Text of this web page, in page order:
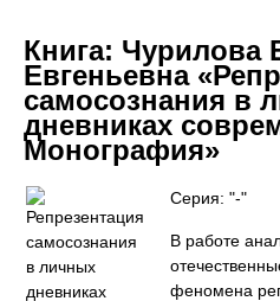
Книга: Чурилова
Евгеньевна
самосознания в
дневниках
Монография»
Серия: "-"
В работе
феномена